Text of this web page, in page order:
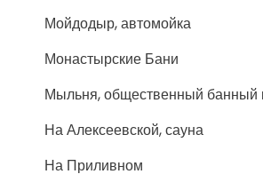
Мойдодыр, автомойка
Монастырские Бани
Мыльня, общественный банный
На Алексеевской, сауна
На Приливном